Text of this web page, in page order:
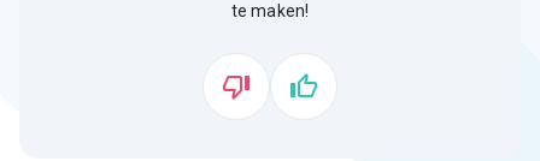
te maken!